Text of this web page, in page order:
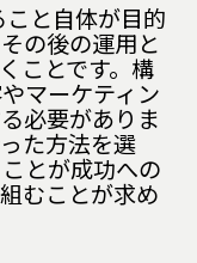
と自体が目的
の後の運用と
ことです。構
マーケティン
必要がありま
た方法を選
とが成功への
むことが求め